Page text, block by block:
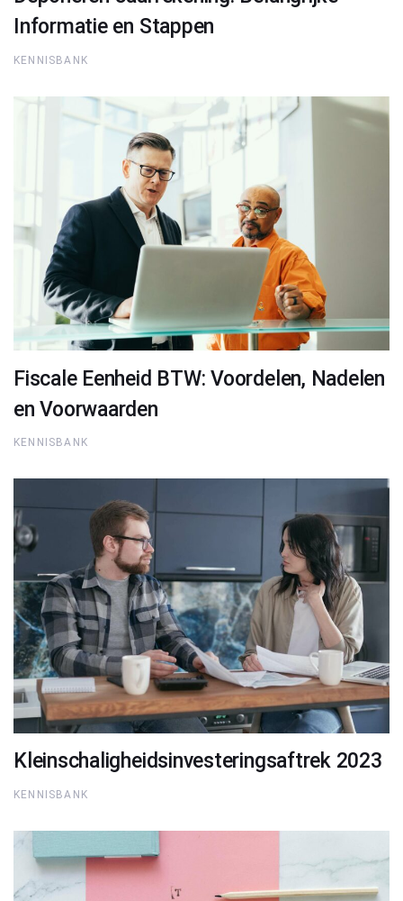
Informatie en Stappen
KENNISBANK
Fiscale Eenheid BTW: Voordelen, Nadelen
en Voorwaarden
KENNISBANK
Kleinschaligheidsinvesteringsaftrek 2023
KENNISBANK